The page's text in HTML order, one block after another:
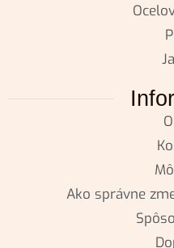
Ako správne